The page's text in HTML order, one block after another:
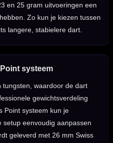
en 25 gram uitvoeringen een
Zo kun je kiezen tussen
langere, stabielere dart.
systeem
tungsten, waardoor de dart
gewichtsverdeling
Point systeem kun je
setup eenvoudig aanpassen
geleverd met 26 mm Swiss